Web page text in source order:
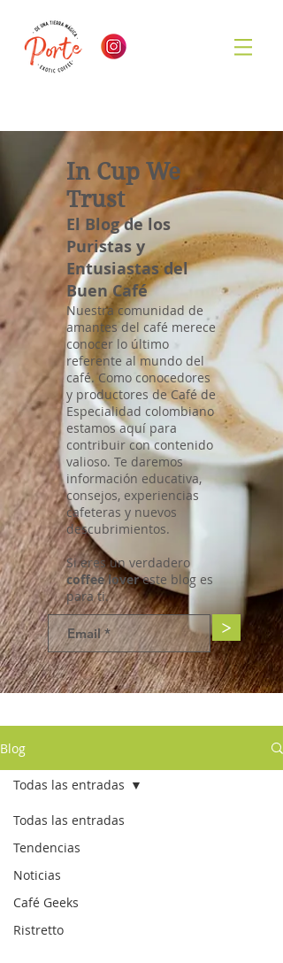
In Cup We
Trust
El Blog de los
Puristas y
Entusiastas del
Buen Café
Nuestra comunidad de
amantes del café merece
conocer lo último
referente al mundo del
café. Como conocedores
y productores de Café de
Especialidad colombiano
estamos aquí para
contribuir con contenido
valioso. Te daremos
información educativa,
consejos, experiencias
cafeteras y nuevos
descubrimientos.
Si eres un verdadero
coffee lovereste blog es
para ti.
>
Blog
Todas las entradas
Tendencias
Noticias
Café Geeks
Ristretto
Todas las entradas